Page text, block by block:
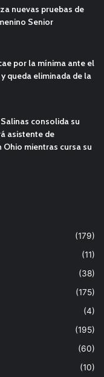
nuevas pruebas de
Senior
por la mínima ante el
queda eliminada de la
consolida su
asistente de
mientras cursa su
(179)
(11)
(38)
(175)
(4)
(195)
(60)
(10)